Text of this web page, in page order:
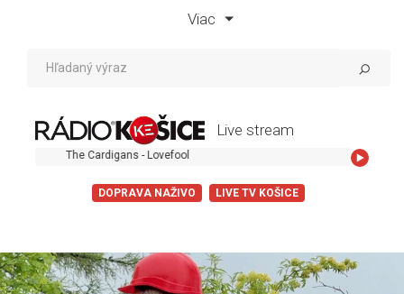
Viac
Live stream
The Cardigans - Lovefool
DOPRAVA NAŽIVO LIVE TV KOŠICE